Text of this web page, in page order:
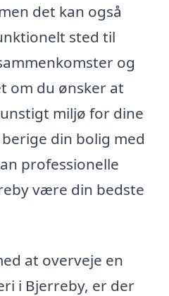
det kan også
sted til
og
om du ønsker at
miljø for dine
din bolig med
professionelle
være din bedste
at overveje en
i Bjerreby, er der